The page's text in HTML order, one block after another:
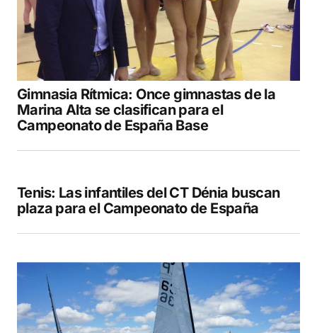
Gimnasia Rítmica: Once gimnastas de la
Marina Alta se clasifican para el
Campeonato de España Base
Tenis: Las infantiles del CT Dénia buscan
plaza para el Campeonato de España